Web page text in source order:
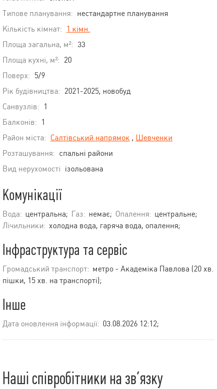
Типове планування: нестандартне планування
Кількість кімнат:
1 кімн.
Площа загальна, м²: 33
Площа кухні, м²: 20
Поверх: 5/9
Рік будівництва: 2021-2025, новобуд
Санвузлів:
1
Балконів:
1
Район міста: Салтівський напрямок , Шевченки
Розташування: спальні райони
Вид нерухомості ізольована
Комунікації
Вода: центральна; Газ: немає; Опалення: центральне;
Лічильники: холодна вода, гаряча вода, опалення;
Інфраструктура та сервіс
Громадський транспорт: метро - Академіка Павлова (20 хв.
пішки, 15 хв. на транспорті);
Інше
Дата оновлення інформації: 03.08.2026 12:12;
Наші співробітники на зв’язку